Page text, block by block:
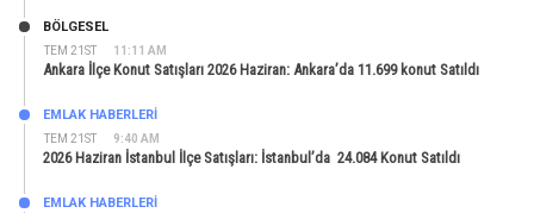
TEM 21ST 11:11 AM
BÖLGESEL
Ankara İlçe Konut Satışları 2026 Haziran: Ankara’da 11.699 konut Satıldı
TEM 21ST 9:40 AM
EMLAK HABERLERI
2026 Haziran İstanbul İlçe Satışları: İstanbul’da 24.084 Konut Satıldı
EMLAK HABERLERI